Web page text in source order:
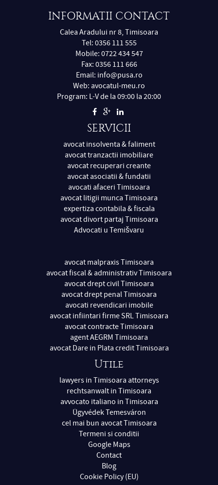
INFORMATII CONTACT
Calea Aradului nr 8, Timisoara
Tel: 0356 111 555
Mobile: 0722 434 547
Fax: 0356 111 666
Email: info@pusa.ro
Web: avocatul-meu.ro
Program: L-V de la 09:00 la 20:00
SERVICII
avocat insolventa & faliment
avocat tranzactii imobiliare
avocat recuperari creante
avocat asociatii & fundatii
avocati afaceri Timisoara
avocat litigii munca Timisoara
expertiza contabila & fiscala
avocat divort partaj Timisoara
Advocati u Temišvaru
avocat malpraxis Timisoara
avocat fiscal & administrativ Timisoara
avocat drept civil Timisoara
avocat drept penal Timisoara
avocati revendicari imobile
avocat infiintari firme SRL Timisoara
avocat contracte Timisoara
agent AEGRM Timisoara
avocat Dare in Plata credit Timisoara
Utile
lawyers in Timisoara attorneys
rechtsanwalt in Timisoara
avvocato italiano in Timisoara
Ügyvédek Temesváron
cel mai bun avocat Timisoara
Termeni si conditii
Google Maps
Contact
Blog
Cookie Policy (EU)